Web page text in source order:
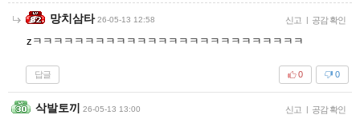
망치삼타 26-05-13 12:58 신고 | 공감 확인
zㅋㅋㅋㅋㅋㅋㅋㅋㅋㅋㅋㅋㅋㅋㅋㅋㅋㅋㅋㅋㅋㅋㅋㅋㅋㅋ
답글 0
0
삭발토끼 26-05-13 13:00 신고 | 공감 확인